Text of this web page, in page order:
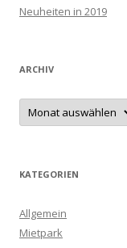
Neuheiten in 2019
ARCHIV
Archiv
KATEGORIEN
Allgemein
Mietpark